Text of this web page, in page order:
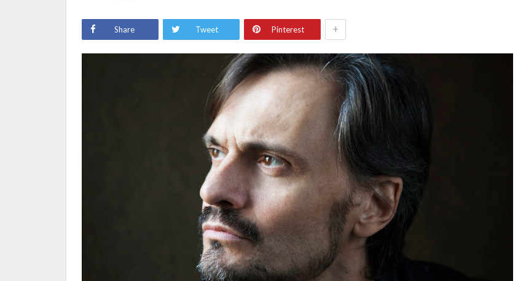
Share Tweet Pinterest +